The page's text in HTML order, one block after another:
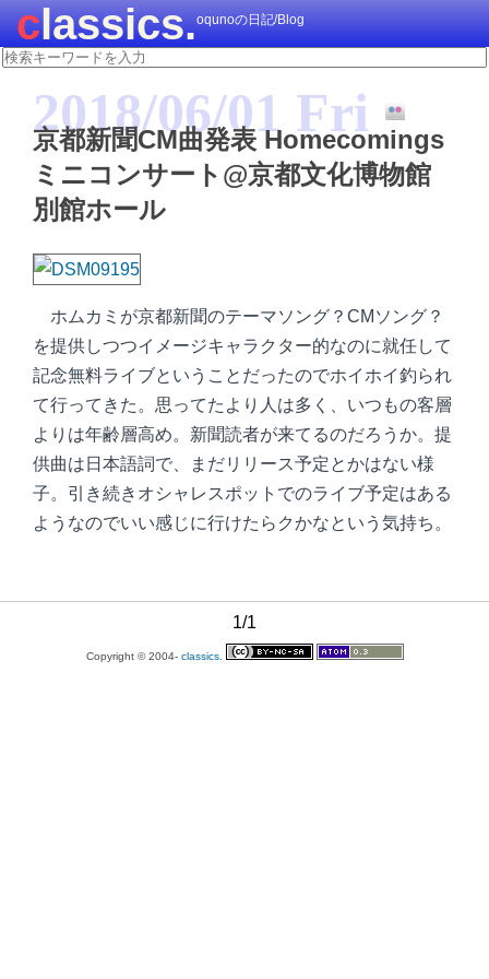
classics.oqunoの日記/Blog
2018/06/01 Fri
京都新聞CM曲発表 Homecomings
ミニコンサート@京都文化博物館
別館ホール
ホムカミが京都新聞のテーマソング？CMソング？
を提供しつつイメージキャラクター的なのに就任して
記念無料ライブということだったのでホイホイ釣られ
て行ってきた。思ってたより人は多く、いつもの客層
よりは年齢層高め。新聞読者が来てるのだろうか。提
供曲は日本語詞で、まだリリース予定とかはない様
子。引き続きオシャレスポットでのライブ予定はある
ようなのでいい感じに行けたらクかなという気持ち。
1/1
Copyright © 2004- classics.